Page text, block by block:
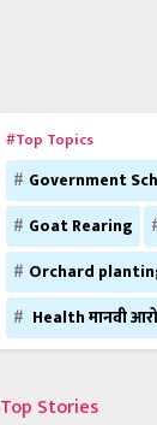
#Top Topics
Government
Goat Rearing
Orchard
Health मानवी
Top Stories